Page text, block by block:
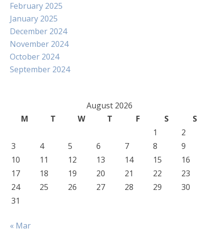
February 2025
January 2025
December 2024
November 2024
October 2024
September 2024
August 2026
M
T W T F S
S
1
2
3
4 5 6 7 8
9
10
11 12 13 14 15
16
17
18 19 20 21 22
23
24
25 26 27 28 29
30
31
« Mar